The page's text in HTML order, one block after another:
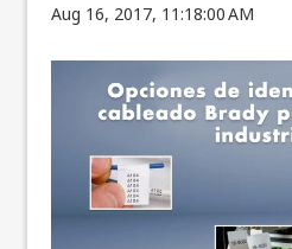
Aug 16, 2017, 11:18:00 AM